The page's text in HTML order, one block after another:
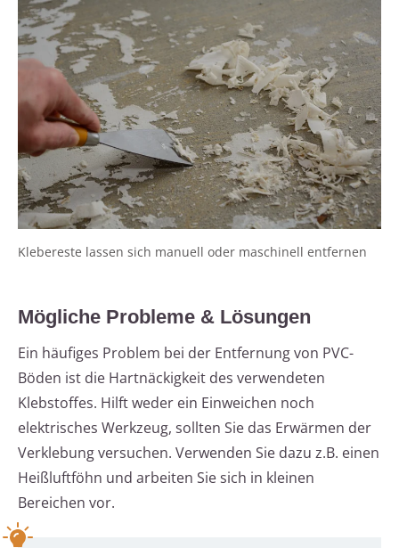
Klebereste lassen sich manuell oder maschinell entfernen
Mögliche Probleme & Lösungen
Ein häufiges Problem bei der Entfernung von PVC-
Böden ist die Hartnäckigkeit des verwendeten
Klebstoffes. Hilft weder ein Einweichen noch
elektrisches Werkzeug, sollten Sie das Erwärmen der
Verklebung versuchen. Verwenden Sie dazu z.B. einen
Heißluftföhn und arbeiten Sie sich in kleinen
Bereichen vor.